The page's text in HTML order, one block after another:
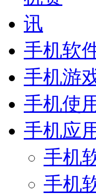
手机软
手机游
手机使
手机应
手机
手机